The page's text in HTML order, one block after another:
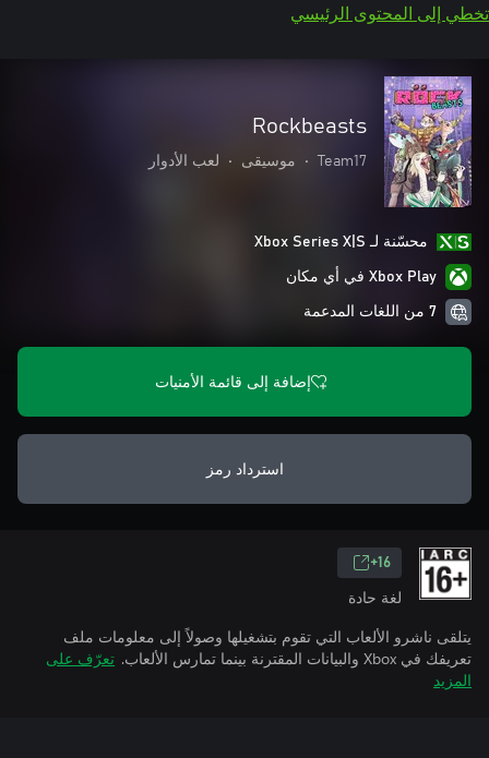
تخطي إلى المحتوى الرئيسي
Rockbeasts
Team17
• موسيقى • لعب الأدوار
محسّنة لـ Xbox Series X|S
Xbox Play في أي مكان
7 من اللغات المدعمة
إضافة إلى قائمة الأمنيات
استرداد رمز
16+
لغة حادة
يتلقى ناشرو الألعاب التي تقوم بتشغيلها وصولاً إلى معلومات ملف
تعريفك في Xbox والبيانات المقترنة بينما تمارس الألعاب.
تعرّف على
المزيد